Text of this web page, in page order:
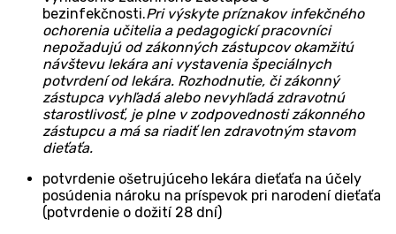
bezinfekčnosti.Pri výskyte príznakov infekčného
ochorenia učitelia a pedagogickí pracovníci
nepožadujú od zákonných zástupcov okamžitú
návštevu lekára ani vystavenia špeciálnych
potvrdení od lekára. Rozhodnutie, či zákonný
zástupca vyhľadá alebo nevyhľadá zdravotnú
starostlivosť, je plne v zodpovednosti zákonného
zástupcu a má sa riadiť len zdravotným stavom
dieťaťa.
potvrdenie ošetrujúceho lekára dieťaťa na účely
posúdenia nároku na príspevok pri narodení dieťaťa
(potvrdenie o dožití 28 dní)